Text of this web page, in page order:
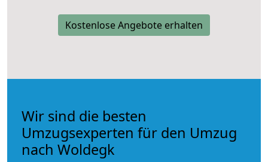
Kostenlose Angebote erhalten
Wir sind die besten
Umzugsexperten für den Umzug
nach Woldegk